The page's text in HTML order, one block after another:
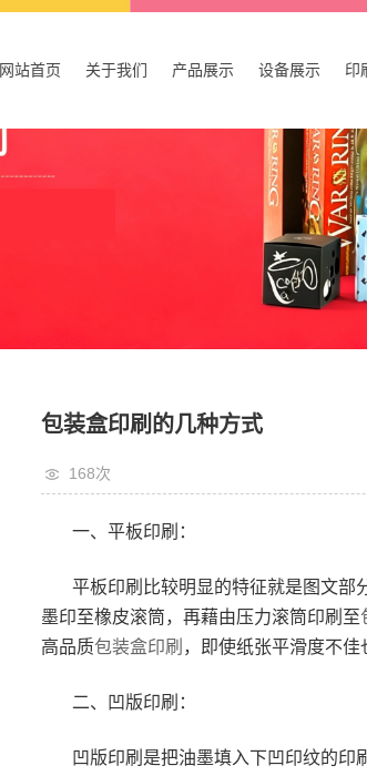
网站首页 关于我们 产品展示 设备展示
设备展示
印
公
行
技
包装盒印刷的几种方式
168次
一、平板印刷：
平板印刷比较明显的特征就是图文部
墨印至橡皮滚筒，再藉由压力滚筒印刷至
高品质包装盒印刷 ，即使纸张平滑度不佳
二、凹版印刷：
凹版印刷是把油墨填入下凹印纹的印